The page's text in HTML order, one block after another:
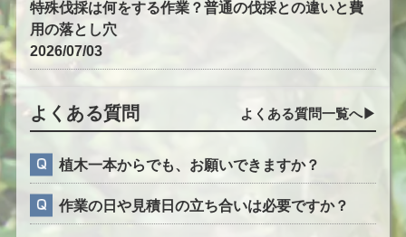
特殊伐採は何をする作業？普通の伐採との違いと費
用の落とし穴
2026/07/03
よくある質問 よくある質問一覧へ▶︎
植木一本からでも、お願いできますか？
作業の日や見積日の立ち合いは必要ですか？